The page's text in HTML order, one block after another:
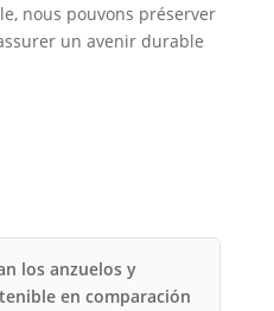
nous pouvons préserver
un avenir durable
los anzuelos y
en comparación